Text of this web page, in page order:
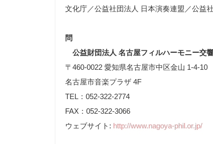
文化庁／公益社団法人 日本演奏連盟／公益
問
公益財団法人 名古屋フィルハーモニー交
〒460-0022 愛知県名古屋市中区金山 1-4-10
名古屋市音楽プラザ 4F
TEL：052-322-2774
FAX：052-322-3066
ウェブサイト: http://www.nagoya-phil.or.jp/